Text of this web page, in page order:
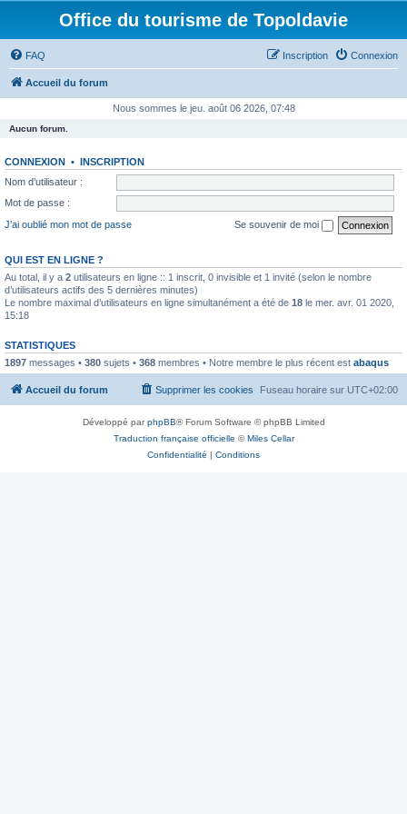
Office du tourisme de Topoldavie
FAQ Connexion
Inscription
Accueil du forum
Nous sommes le jeu. août 06 2026, 07:48
Aucun forum.
CONNEXION • INSCRIPTION
Nom d’utilisateur :
Mot de passe :
J’ai oublié mon mot de passe
Se souvenir de moi
QUI EST EN LIGNE ?
Au total, il y a 2 utilisateurs en ligne :: 1 inscrit, 0 invisible et 1 invité (selon le nombre
d’utilisateurs actifs des 5 dernières minutes)
Le nombre maximal d’utilisateurs en ligne simultanément a été de 18 le mer. avr. 01 2020,
15:18
STATISTIQUES
1897 messages • 380 sujets • 368 membres • Notre membre le plus récent est abaqus
Accueil du forum Fuseau horaire sur UTC+02:00
Supprimer les cookies
Développé parphpBB® Forum Software © phpBB Limited
Traduction française officielle ©Miles Cellar
Confidentialité | Conditions